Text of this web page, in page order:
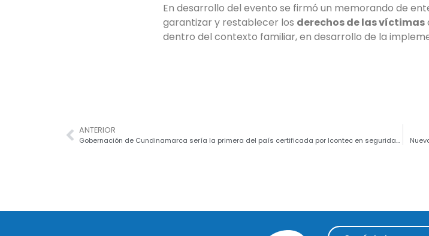
En desarrollo del evento se firmó un memorando de
garantizar y restablecer los derechos de las víctimas
dentro del contexto familiar, en desarrollo de la
ANTERIOR
Gobernación de Cundinamarca sería la primera del país certificada por Icontec en seguridad de la información – ISO 27001